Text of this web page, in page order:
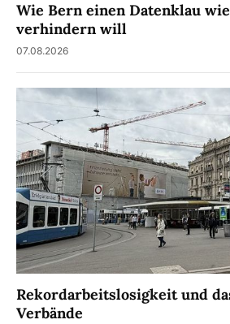
Wie Bern einen Datenklau
verhindern will
07.08.2026
Rekordarbeitslosigkeit und
Verbände